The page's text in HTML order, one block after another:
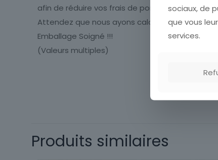
afin de réduire vos frais de port.
Attendez que nous ayons calculé les frais de
Emballage Soigné !!!
(Valeurs multiples)
Produits similaires
sociaux, de
que vous
services.